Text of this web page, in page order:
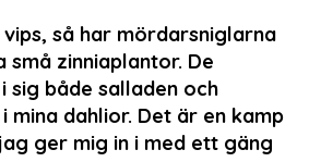
så har mördarsniglarna
små zinniaplantor. De
sig både salladen och
mina dahlior. Det är en kamp
ger mig in i med ett gäng